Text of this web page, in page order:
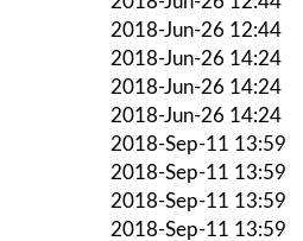
2018-Jun-26 12:44
2018-Jun-26 14:24
2018-Jun-26 14:24
2018-Jun-26 14:24
2018-Sep-11 13:59
2018-Sep-11 13:59
2018-Sep-11 13:59
2018-Sep-11 13:59